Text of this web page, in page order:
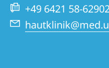
+49 6421 58-